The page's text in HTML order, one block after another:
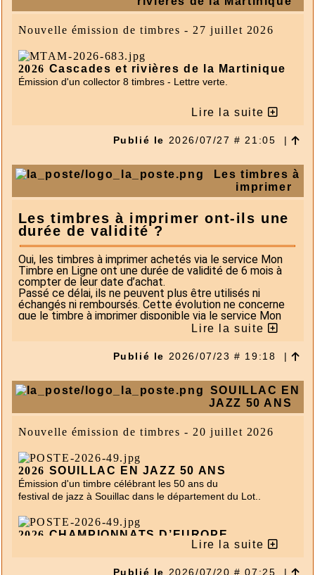
Nouvelle émission de timbres - 27 juillet 2026
2026 Cascades et rivières de la Martinique
Émission d'un collector 8 timbres - Lettre verte.
Lire la suite
Publié le 2026/07/27 # 21:05 |
Les timbres à
imprimer
Les timbres à imprimer ont-ils une
durée de validité ?
Oui, les timbres à imprimer achetés via le service Mon
Timbre en Ligne ont une durée de validité de 6 mois à
compter de leur date d’achat.
Passé ce délai, ils ne peuvent plus être utilisés ni
échangés ni remboursés. Cette évolution ne concerne
que le timbre à imprimer disponible via le service Mon
Cette évolution met le service Mon Timbre en ligne en
cohérence avec vos usages et garantit un traitement
plus fiable de vos envois. Elle permet de disposer d’une
règle simple, identique pour tous les clients.
👉À partir de quand cette durée s’applique-t-
elle ?
La durée de validité de 6 mois s’applique aux timbres à
👉Que deviennent les timbres à imprimer
Les timbres à imprimer achetés avant la mise en place
Lire la suite
Publié le 2026/07/23 # 19:18 |
SOUILLAC EN
JAZZ 50 ANS
Nouvelle émission de timbres - 20 juillet 2026
2026 SOUILLAC EN JAZZ 50 ANS
Émission d'un timbre célébrant les 50 ans du
festival de jazz à Souillac dans le département du Lot.
2026 CHAMPIONNATS D’EUROPE
Lire la suite
Publié le 2026/07/20 # 07:25 |